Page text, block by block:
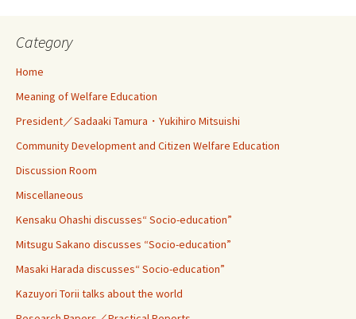
Category
Home
Meaning of Welfare Education
President／Sadaaki Tamura・Yukihiro Mitsuishi
Community Development and Citizen Welfare Education
Discussion Room
Miscellaneous
Kensaku Ohashi discusses“ Socio-education”
Mitsugu Sakano discusses “Socio-education”
Masaki Harada discusses“ Socio-education”
Kazuyori Torii talks about the world